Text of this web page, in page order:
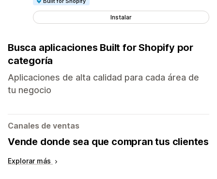
Instalar
Busca aplicaciones Built for Shopify por
categoría
Aplicaciones de alta calidad para cada área de
tu negocio
Canales de ventas
Vende donde sea que compran tus clientes
Explorar más